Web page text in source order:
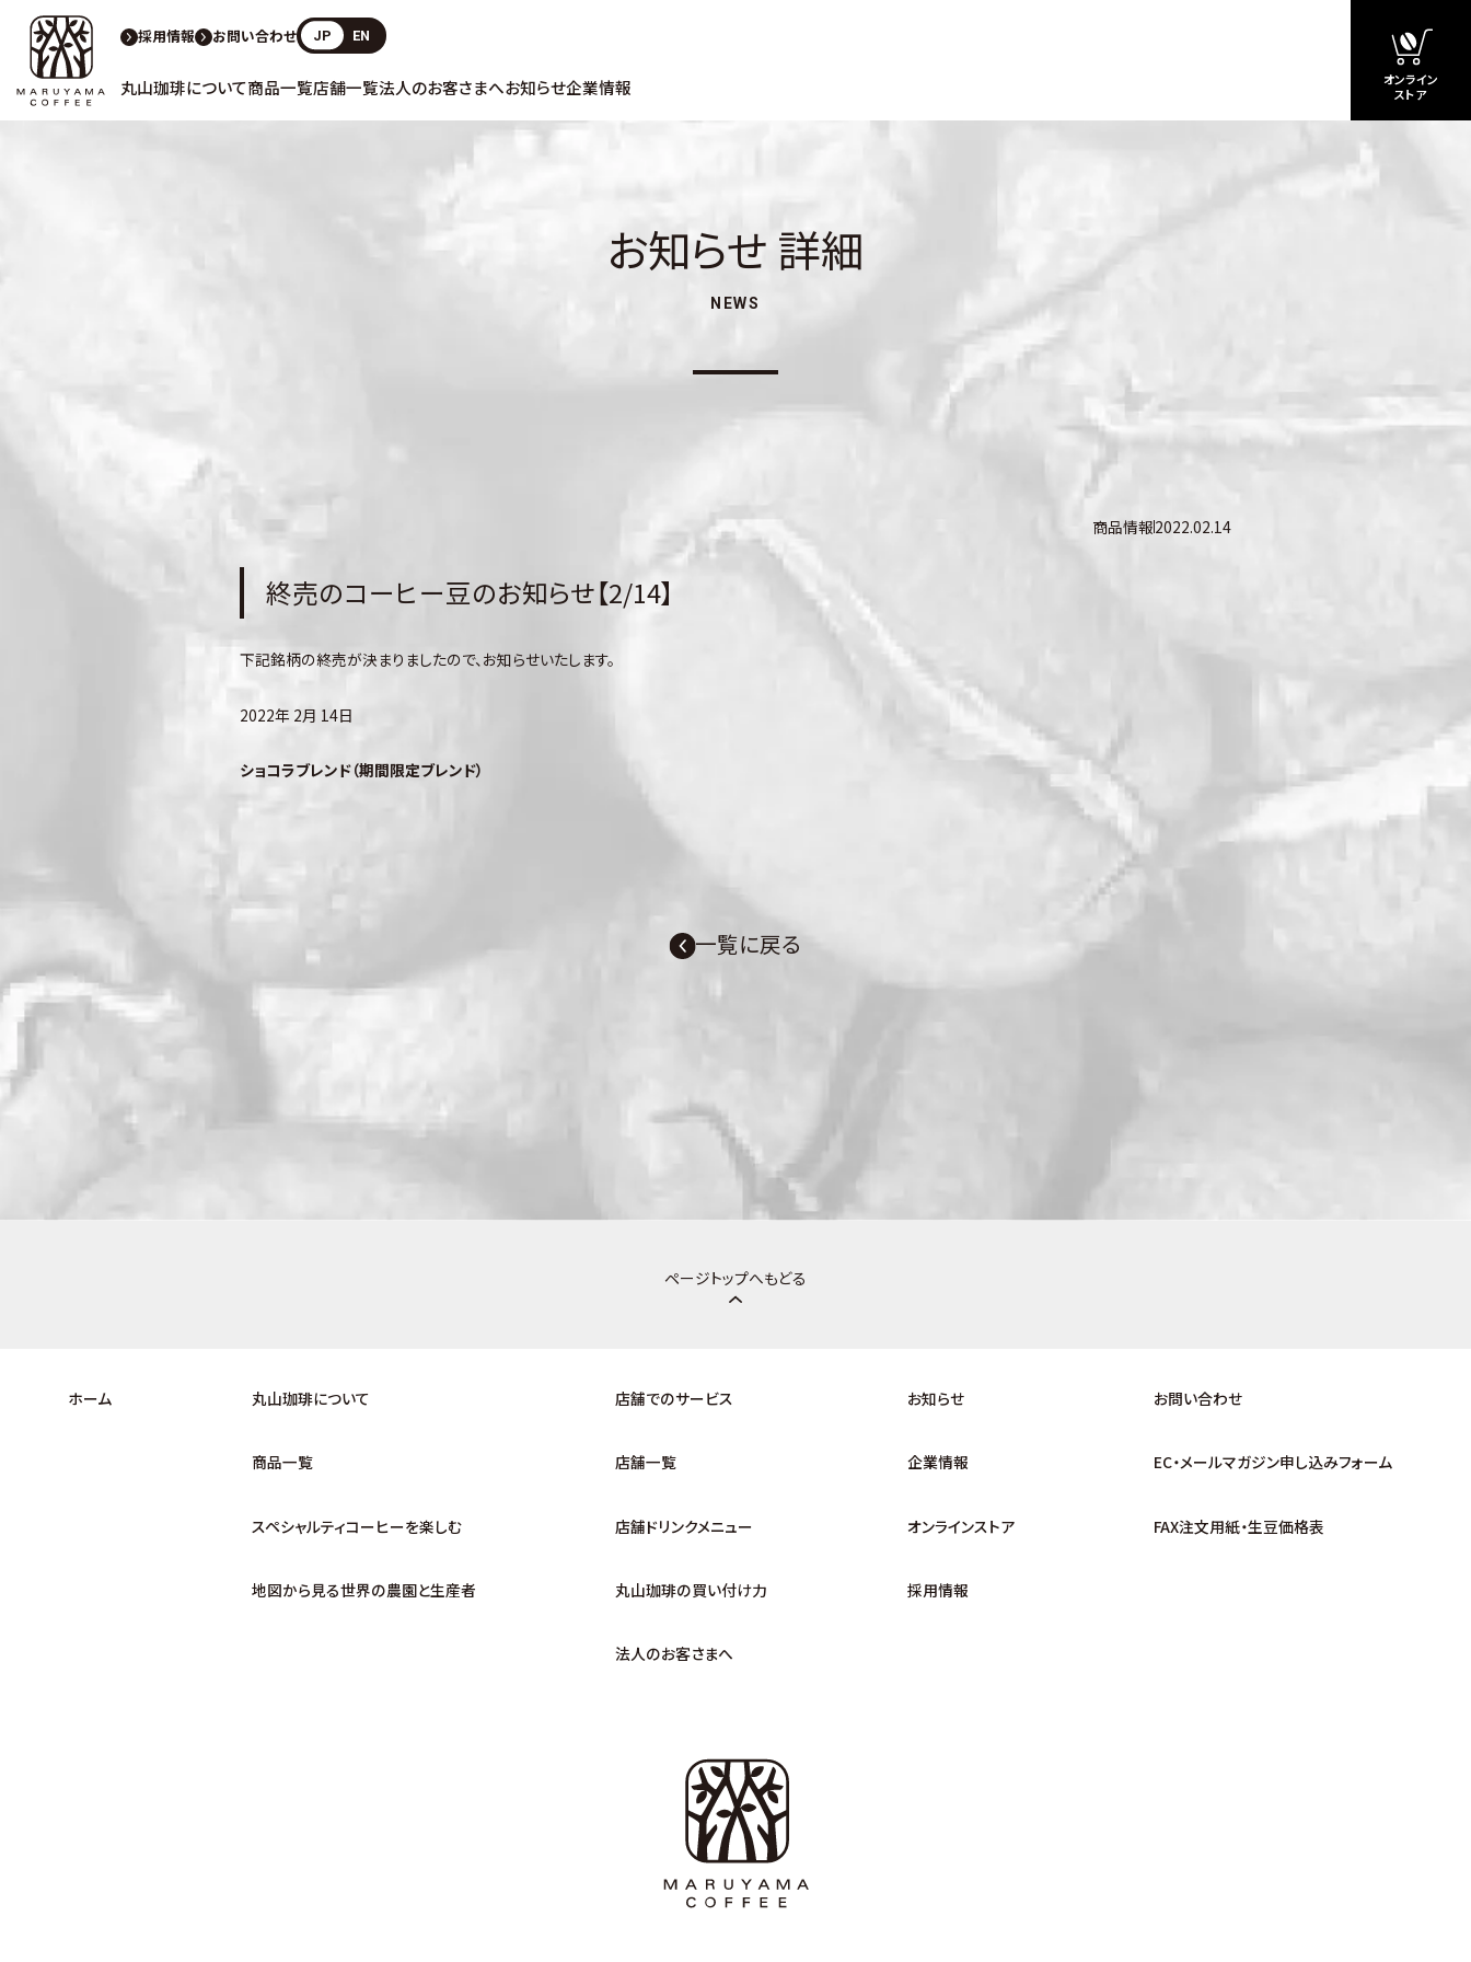
採用情報 お問い合わせ JP EN
丸山珈琲について商品一覧店舗一覧法人のお客さまへお知らせ企業情報
オンライン
ストア
お知らせ 詳細
NEWS
商品情報2022.02.14
終売のコーヒー豆のお知らせ【2/14】
下記銘柄の終売が決まりましたので、お知らせいたします。
2022年 2月 14日
ショコラブレンド（期間限定ブレンド）
一覧に戻る
ページトップへもどる
ホーム 丸山珈琲について
商品一覧
スペシャルティコーヒーを楽しむ
地図から見る世界の農園と生産者
店舗でのサービス
店舗一覧
店舗ドリンクメニュー
丸山珈琲の買い付け力
法人のお客さまへ
お知らせ
企業情報
オンラインストア
採用情報
お問い合わせ
EC・メールマガジン申し込みフォーム
FAX注文用紙・生豆価格表